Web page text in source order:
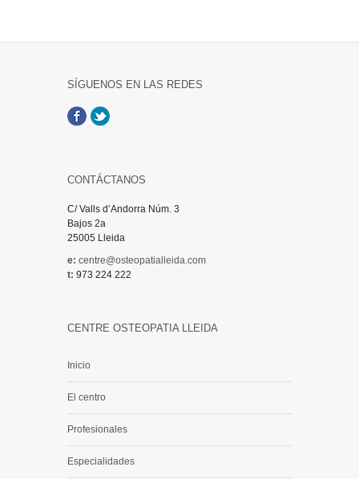
SÍGUENOS EN LAS REDES
Facebook
CONTÁCTANOS
C/ Valls d’Andorra Núm. 3
Bajos 2a
25005 Lleida
e: centre@osteopatialleida.com
t: 973 224 222
CENTRE OSTEOPATIA LLEIDA
Inicio
El centro
Profesionales
Especialidades